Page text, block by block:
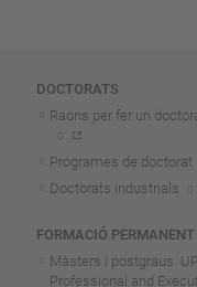
DOCTORATS
Raons per fer un
Programes de doctorat
Doctorats industrials
FORMACIÓ PERMANENT
Màsters i postgraus.
Professional and